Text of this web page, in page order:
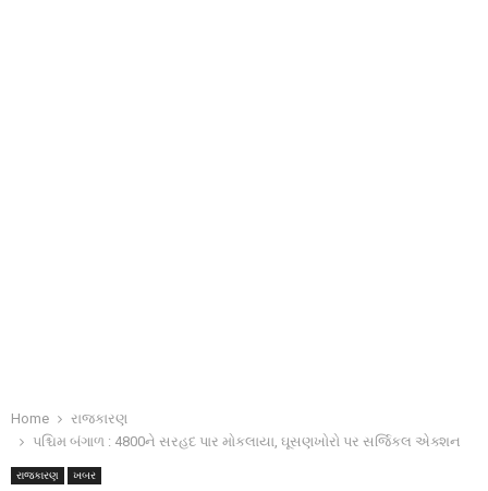
Home
રાજકારણ
પશ્ચિમ બંગાળ : 4800ને સરહદ પાર મોકલાયા, ઘૂસણખોરો પર સર્જિકલ એક્શન
રાજકારણ ખબર